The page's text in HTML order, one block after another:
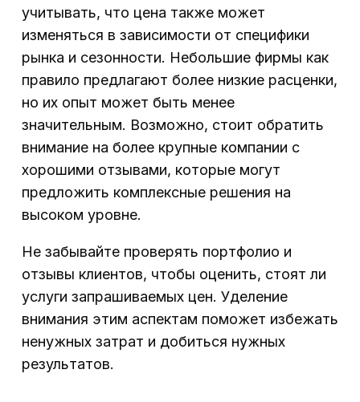
учитывать, что цена также может
изменяться в зависимости от специфики
рынка и сезонности. Небольшие фирмы как
правило предлагают более низкие расценки,
но их опыт может быть менее
значительным. Возможно, стоит обратить
внимание на более крупные компании с
хорошими отзывами, которые могут
предложить комплексные решения на
высоком уровне.
Не забывайте проверять портфолио и
отзывы клиентов, чтобы оценить, стоят ли
услуги запрашиваемых цен. Уделение
внимания этим аспектам поможет избежать
ненужных затрат и добиться нужных
результатов.